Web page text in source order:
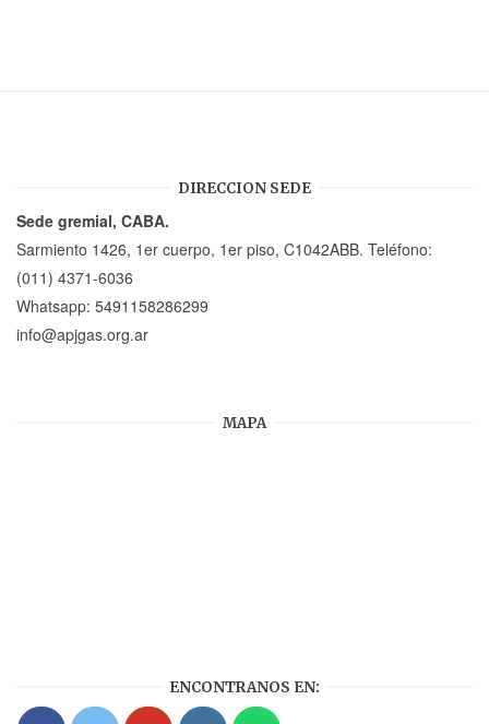
DIRECCION SEDE
Sede gremial, CABA.
Sarmiento 1426, 1er cuerpo, 1er piso, C1042ABB. Teléfono:
(011) 4371-6036
Whatsapp: 5491158286299
info@apjgas.org.ar
MAPA
ENCONTRANOS EN: